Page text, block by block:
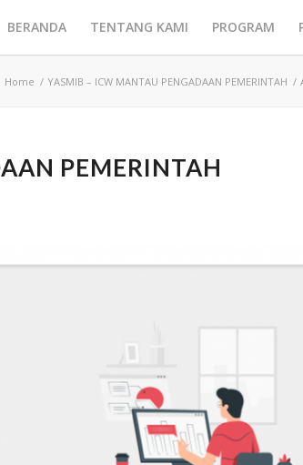
BERANDA TENTANG KAMI PROGRAM
Home / YASMIB – ICW MANTAU PENGADAAN PEMERINTAH /
PEMERINTAH